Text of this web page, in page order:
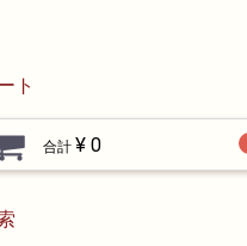
ト
合計 ¥ 0